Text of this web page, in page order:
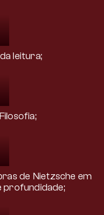
leitura;
de Nietzsche em
profundidade;